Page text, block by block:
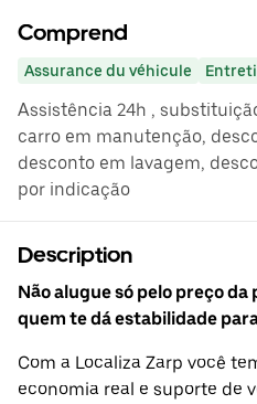
Comprend
Assurance du véhicule
Assistência 24h ,
carro em manutenção,
desconto em lavagem,
por indicação
Description
Não alugue só pelo preço
quem te dá estabilidade
Com a Localiza Zarp você
economia real e suporte de